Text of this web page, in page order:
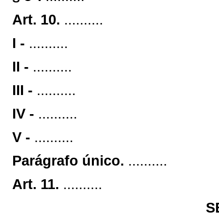
Art. 10. ..........
I - ..........
II - ..........
III - ..........
IV - ..........
V - ..........
Parágrafo único. ..........
Art. 11. ..........